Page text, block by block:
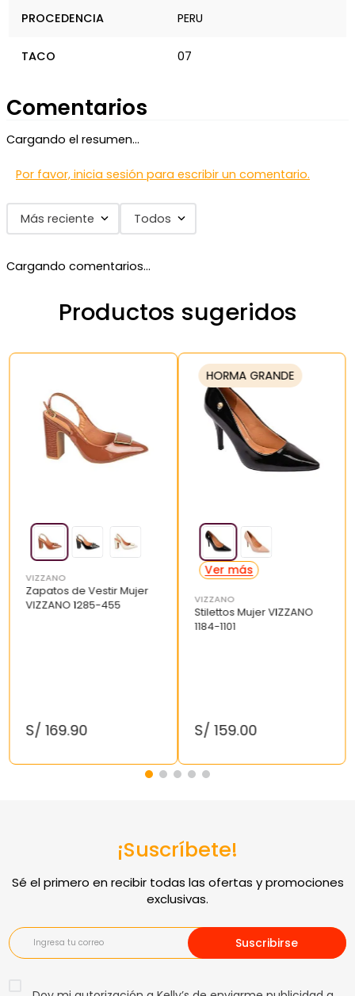
PROCEDENCIA PERU
TACO 07
Comentarios
Cargando el resumen…
Por favor, inicia sesión para escribir un comentario.
Más reciente Todos
Cargando comentarios…
Productos sugeridos
VIZZANO
Zapatos de Vestir Mujer
VIZZANO 1285-455
S/ 169.90
HORMA GRANDE
VIZZANO
Stilettos Mujer VIZZANO
1184-1101
S/ 159.00
¡Suscríbete!
Suscribirse